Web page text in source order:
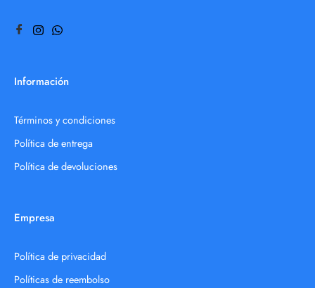
Información
Términos y condiciones
Política de entrega
Política de devoluciones
Empresa
Política de privacidad
Políticas de reembolso